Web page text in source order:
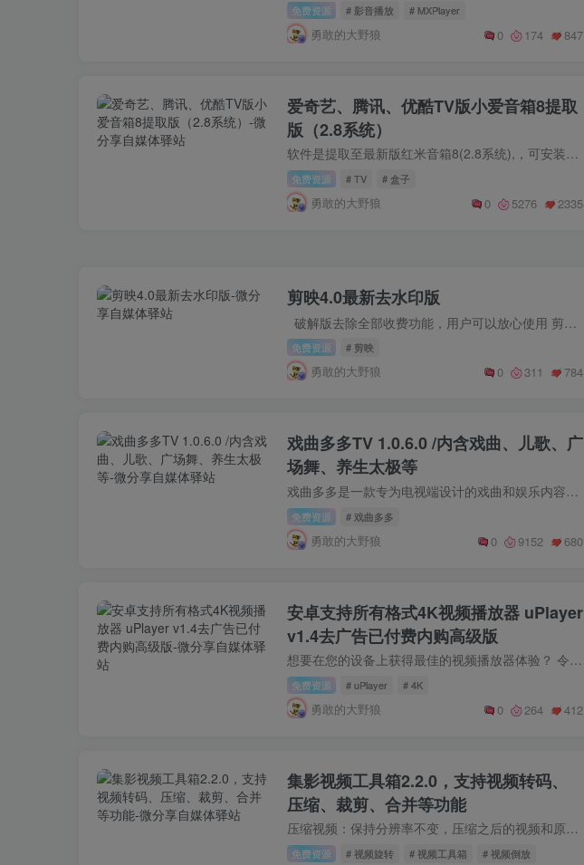
免费资源 # 影音播放 # MXPlayer
勇敢的大野狼 0 174 847
爱奇艺、腾讯、优酷TV版小爱音箱8提取
版（2.8系统）
软件是提取至最新版红米音箱8(2.8系统),，可安装在电视机上使用，更能支持与手机会员通用，再也不用担心手机上开通的会员不通用了，纯净无广告，最重要的是安装包小到离谱，一点也不暂用内存。...
免费资源 # TV # 盒子
勇敢的大野狼 0 5276 2335
剪映4.0最新去水印版
破解版去除全部收费功能，用户可以放心使用 剪映app特点 简单好用 切割变速倒放，功能简单易学，留下每个精彩瞬间。 · 「切割」快速自由分割视频，一键剪切视频。 · 「变速」0.2倍至4...
免费资源 # 剪映
勇敢的大野狼 0 311 784
戏曲多多TV 1.0.6.0 /内含戏曲、儿歌、广
场舞、养生太极等
戏曲多多是一款专为电视端设计的戏曲和娱乐内容APP，适合不会使用手机的老人使用。内容包括戏曲、红歌、广场舞、养生等多个方面。戏曲红歌板块以戏曲和红歌为主，还包括儿歌和老电影；广场舞板...
免费资源 # 戏曲多多
勇敢的大野狼 0 9152 680
安卓支持所有格式4K视频播放器 uPlayer
v1.4去广告已付费内购高级版
想要在您的设备上获得最佳的视频播放器体验？ 令人惊叹的，精美的高清视频播放器应用程序与android功能强大的功能。它可以播放所有视频格式，包括高清晰度的4k /超高清视频文件。 它是最好的视...
免费资源 # uPlayer # 4K
勇敢的大野狼 0 264 412
集影视频工具箱2.2.0，支持视频转码、
压缩、裁剪、合并等功能
压缩视频：保持分辨率不变，压缩之后的视频和原视频清晰度几乎一致。支持高清4k，2k，1080p，720p压缩。 支持2G以上的大文件视频压缩。音频编码为aac格式，支持全平台。 批量压缩视频：选择多个...
免费资源 # 视频旋转 # 视频工具箱 # 视频倒放